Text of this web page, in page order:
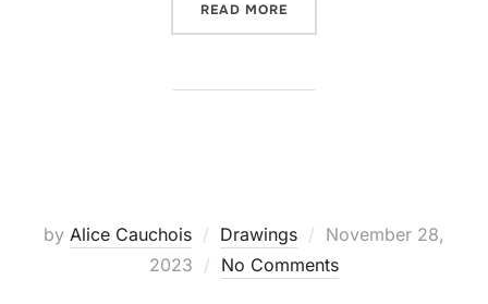
READ MORE
by Alice Cauchois Drawings
Posted
on
November 28,
2023
No Comments